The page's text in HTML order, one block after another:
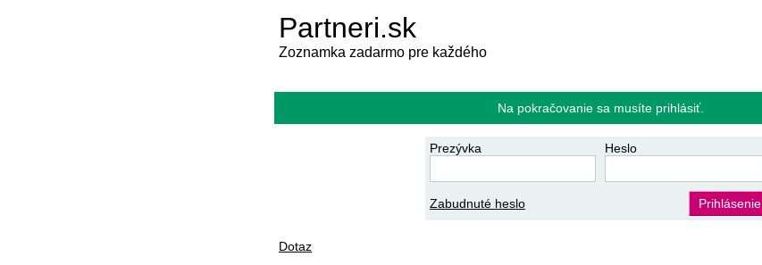
Partneri.sk
Zoznamka zadarmo pre každého
Na pokračovanie sa musíte prihlásiť.
Prezývka Heslo
Zabudnuté heslo Prihlásenie
Dotaz